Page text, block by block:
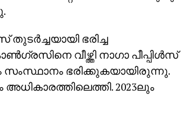
ഭരിച്ച
വീഴ്ത്തി നാഗാ പീപ്പിള്‍സ്
ഭരിക്കുകയായിരുന്നു.
2023ലും